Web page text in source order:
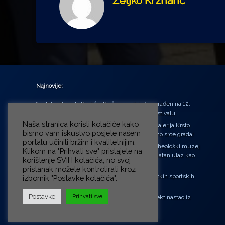
Najnovije:
Film Daniela Pavlića ‘Prašina u vitrini’ nagrađen na 12.
Green Montenegro International Film Festivalu
U središtu Petrinje otvorena obnovljena Galerija Krsto
Hegedušić: Kultura vraćena kući, u samo srce grada!
Od petka do nedjelje (31.7. – 2.8.2026.) Arheološki muzej
u Zagrebu otvara vrata građanima: Besplatan ulaz kao
zaklon od toplinskog vala
‘Ni med cvetjem ni pravice’ na Aleji hrvatskih sportskih
“Rubikova kocka – složi svoju priču”, projekt nastao iz
potrebe da se čuje glas djece!
Naša stranica koristi kolačiće kako
bismo vam iskustvo posjete našem
portalu učinili bržim i kvalitetnijim.
Klikom na "Prihvati sve" pristajete na
korištenje SVIH kolačića, no svoj
pristanak možete kontrolirati kroz
izbornik "Postavke kolačića".
Postavke Prihvati sve